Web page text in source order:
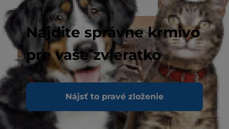
Nájdite správne krmivo
pre vaše zvieratko
Nájsť to pravé zloženie